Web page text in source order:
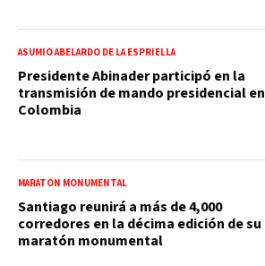
ASUMIÓ ABELARDO DE LA ESPRIELLA
Presidente Abinader participó en la
transmisión de mando presidencial en
Colombia
MARATÓN MONUMENTAL
Santiago reunirá a más de 4,000
corredores en la décima edición de su
maratón monumental